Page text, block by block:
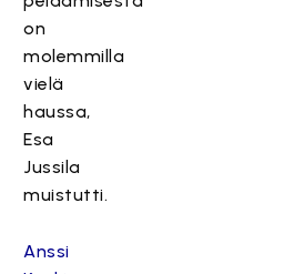
on
molemmilla
vielä
haussa,
Esa
Jussila
muistutti.
Anssi